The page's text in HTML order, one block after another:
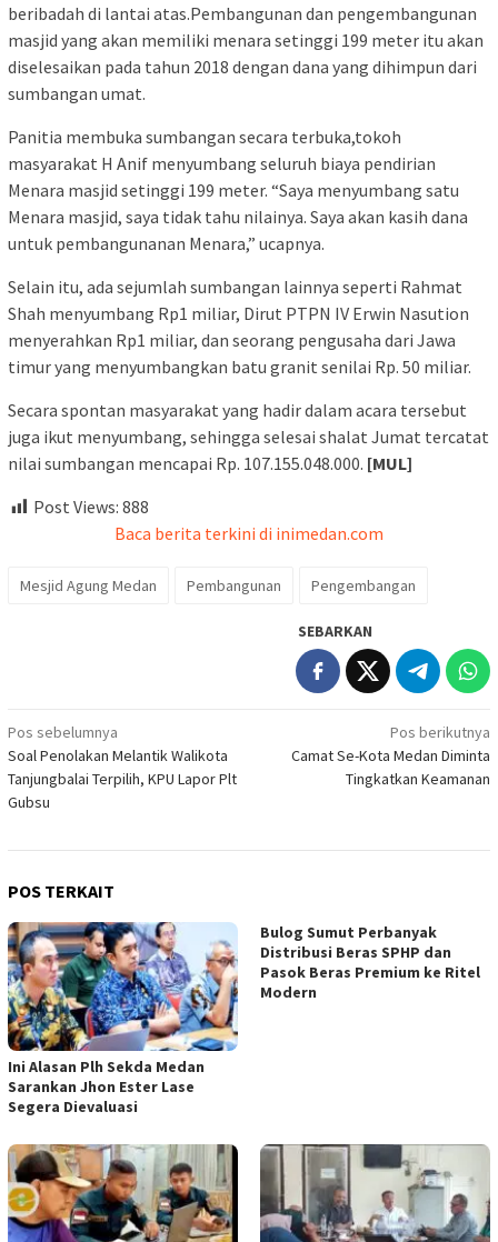
beribadah di lantai atas.Pembangunan dan pengembangunan
masjid yang akan memiliki menara setinggi 199 meter itu akan
diselesaikan pada tahun 2018 dengan dana yang dihimpun dari
sumbangan umat.
Panitia membuka sumbangan secara terbuka,tokoh
masyarakat H Anif menyumbang seluruh biaya pendirian
Menara masjid setinggi 199 meter. “Saya menyumbang satu
Menara masjid, saya tidak tahu nilainya. Saya akan kasih dana
untuk pembangunanan Menara,” ucapnya.
Selain itu, ada sejumlah sumbangan lainnya seperti Rahmat
Shah menyumbang Rp1 miliar, Dirut PTPN IV Erwin Nasution
menyerahkan Rp1 miliar, dan seorang pengusaha dari Jawa
timur yang menyumbangkan batu granit senilai Rp. 50 miliar.
Secara spontan masyarakat yang hadir dalam acara tersebut
juga ikut menyumbang, sehingga selesai shalat Jumat tercatat
nilai sumbangan mencapai Rp. 107.155.048.000. [MUL]
Post Views: 888
Baca berita terkini di inimedan.com
Mesjid Agung Medan Pembangunan Pengembangan
SEBARKAN
Navigasi
pos
Pos sebelumnya
Soal Penolakan Melantik Walikota
Tanjungbalai Terpilih, KPU Lapor Plt
Gubsu
Pos berikutnya
Camat Se-Kota Medan Diminta
Tingkatkan Keamanan
POS TERKAIT
Ini Alasan Plh Sekda Medan
Sarankan Jhon Ester Lase
Segera Dievaluasi
Bulog Sumut Perbanyak
Distribusi Beras SPHP dan
Pasok Beras Premium ke Ritel
Modern